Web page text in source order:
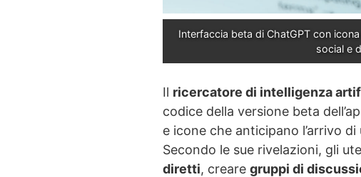
Interfaccia beta di ChatGPT con
social e
Il ricercatore di intelligenza
codice della versione beta
e icone che anticipano l’arrivo di
Secondo le sue rivelazioni, gli
diretti, creare gruppi di